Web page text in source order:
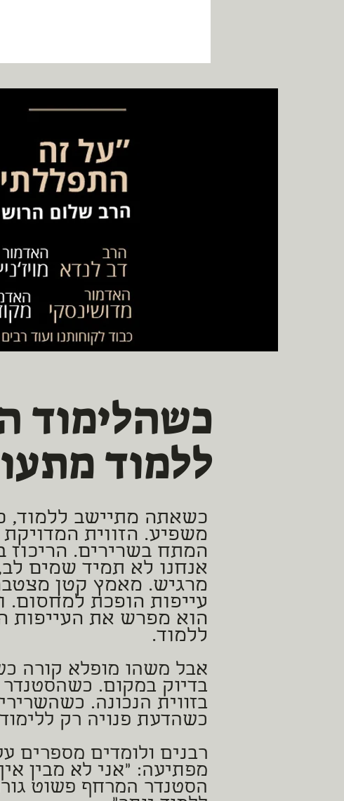
כשהלימוד
ללמוד
כשאתה מתיישב ללמוד,
משפיע. הזווית
המתח בשרירים. הריכוז
אנחנו לא תמיד שמים
מרגיש. מאמץ קטן
עייפות הופכת למחסום.
הוא מפרש את העייפות
ללמוד.
אבל משהו מופלא קורה
בדיוק במקום. כשהסטנדר
בזווית הנכונה.
כשהדעת פנויה רק
רבנים ולומדים מספרים
מפתיעה: "אני לא מבין
הסטנדר המרחף פשוט